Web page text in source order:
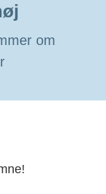
om